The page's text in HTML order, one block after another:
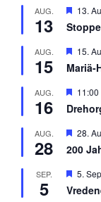
ee
h
o
e
o
r
e
h
o
e
AUG.
13
H
r
o
r
e
h
o
e
n
13.
AUG.
15
H
r
o
r
e
h
o
e
15.
Mariä-
AUG.
16
H
r
o
r
e
h
o
11:00
AUG.
28
H
r
o
r
28.
200
SEP.
5
H
r
5.